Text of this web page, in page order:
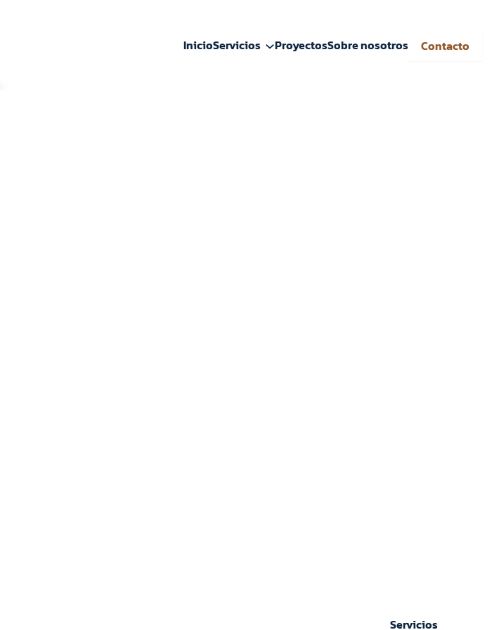
InicioServicios ProyectosSobre nosotros Contacto
Servicios